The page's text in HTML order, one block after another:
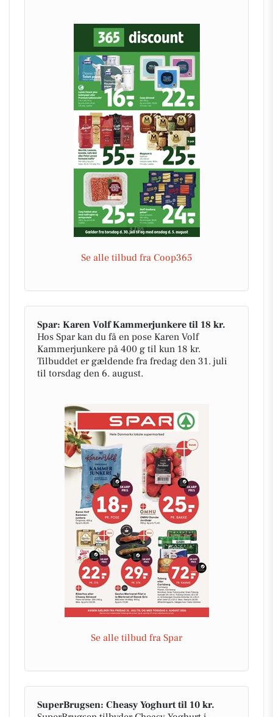
Se alle tilbud fra Coop365
Spar: Karen Volf Kammerjunkere til 18 kr.
Hos Spar kan du få en pose Karen Volf
Kammerjunkere på 400 g til kun 18 kr.
Tilbuddet er gældende fra fredag den 31. juli
til torsdag den 6. august.
Se alle tilbud fra Spar
SuperBrugsen: Cheasy Yoghurt til 10 kr.